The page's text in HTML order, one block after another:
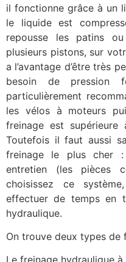
il fonctionne grâce à un
le liquide est
repousse les patins
plusieurs pistons, sur
a l’avantage d’être très
besoin de
particulièrement
les vélos à moteurs
freinage est supérieure
Toutefois il faut aussi
freinage le plus cher :
entretien (les pièces
choisissez ce
effectuer de temps en
hydraulique.
On trouve deux types de